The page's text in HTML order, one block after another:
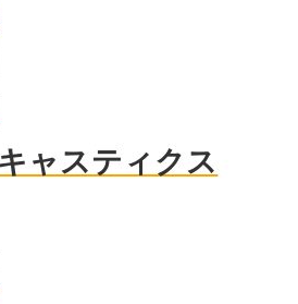
ャスティクス